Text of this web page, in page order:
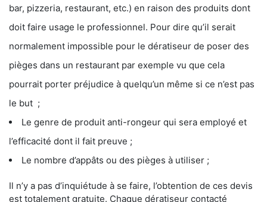
bar, pizzeria, restaurant, etc.) en raison des produits dont
doit faire usage le professionnel. Pour dire qu’il serait
normalement impossible pour le dératiseur de poser des
pièges dans un restaurant par exemple vu que cela
pourrait porter préjudice à quelqu’un même si ce n’est pas
le but ;
Le genre de produit anti-rongeur qui sera employé et
l’efficacité dont il fait preuve ;
Le nombre d’appâts ou des pièges à utiliser ;
Il n’y a pas d’inquiétude à se faire, l’obtention de ces devis
est totalement gratuite. Chaque dératiseur contacté